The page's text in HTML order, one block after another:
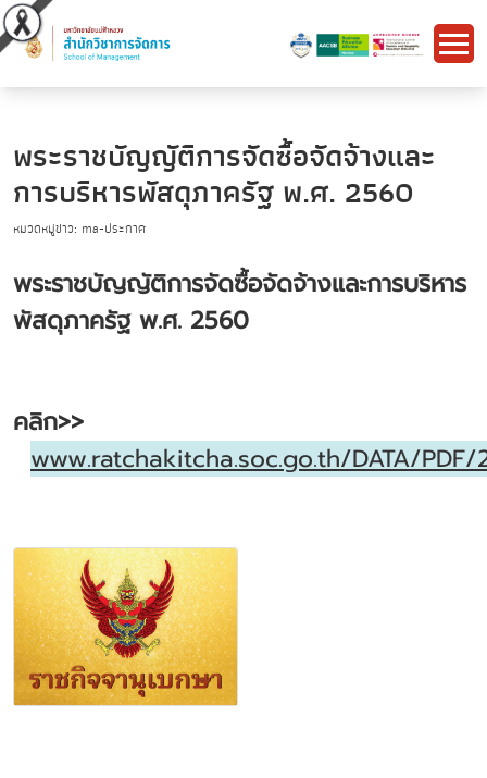
พระราชบัญญัติการจัดซื้อจัดจ้างและ
การบริหารพัสดุภาครัฐ พ.ศ. 2560
หมวดหมู่ข่าว: ma-ประกาศ
พระราชบัญญัติการจัดซื้อจัดจ้างและการบริหาร
พัสดุภาครัฐ พ.ศ. 2560
คลิก>>
www.ratchakitcha.soc.go.th/DATA/